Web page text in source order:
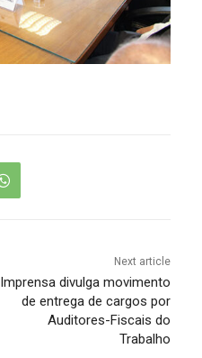
Next article
Imprensa divulga movimento
de entrega de cargos por
Auditores-Fiscais do
Trabalho